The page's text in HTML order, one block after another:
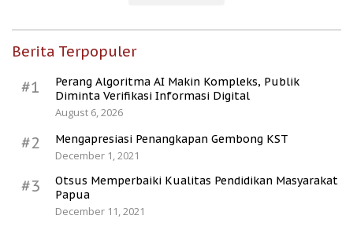
Berita Terpopuler
#1
Perang Algoritma AI Makin Kompleks, Publik
Diminta Verifikasi Informasi Digital
August 6, 2026
#2
Mengapresiasi Penangkapan Gembong KST
December 1, 2021
#3
Otsus Memperbaiki Kualitas Pendidikan Masyarakat
Papua
December 11, 2021